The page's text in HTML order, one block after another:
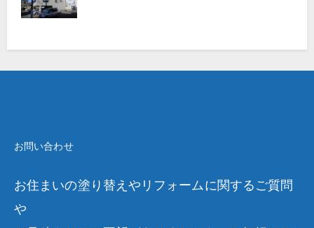
お問い合わせ
お住まいの塗り替えやリフォームに関するご質問
や